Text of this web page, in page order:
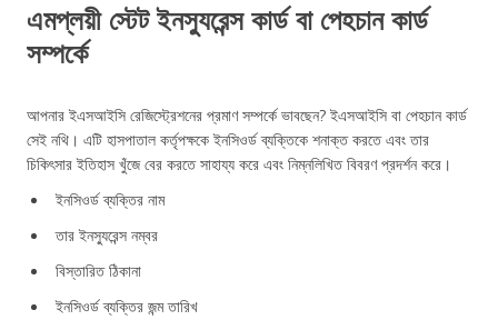
এমপ্লয়ী স্টেট ইনস্যুরেন্স কার্ড বা পেহচান কার্ড
সম্পর্কে
আপনার ইএসআইসি রেজিস্ট্রেশনের প্রমাণ সম্পর্কে ভাবছেন? ইএসআইসি বা পেহচান কার্ড
সেই নথি। এটি হাসপাতাল কর্তৃপক্ষকে ইনসিওর্ড ব্যক্তিকে শনাক্ত করতে এবং তার
চিকিৎসার ইতিহাস খুঁজে বের করতে সাহায্য করে এবং নিম্নলিখিত বিবরণ প্রদর্শন করে।
ইনসিওর্ড ব্যক্তির নাম
তার ইনস্যুরেন্স নম্বর
বিস্তারিত ঠিকানা
ইনসিওর্ড ব্যক্তির জন্ম তারিখ